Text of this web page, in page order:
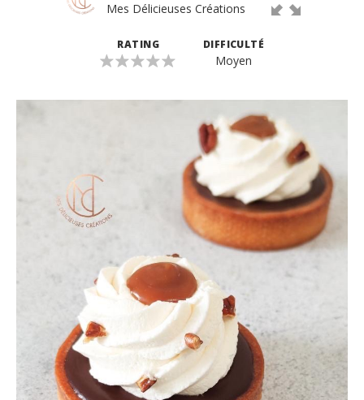
Mes Délicieuses Créations
RATING DIFFICULTÉ
Moyen